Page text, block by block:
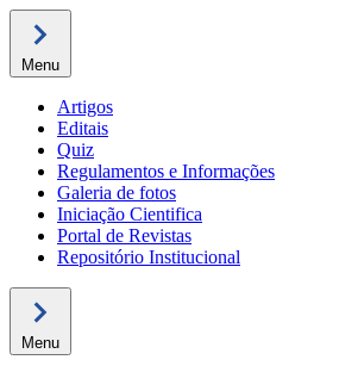
Menu
Artigos
Editais
Quiz
Regulamentos e Informações
Galeria de fotos
Iniciação Cientifica
Portal de Revistas
Repositório Institucional
Menu